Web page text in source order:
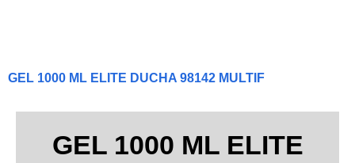
GEL 1000 ML ELITE DUCHA 98142 MULTIF
GEL 1000 ML ELITE